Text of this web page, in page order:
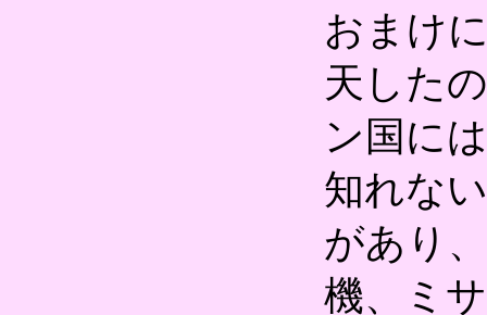
おまけ
天した
ン国に
知れな
があり
機、ミ